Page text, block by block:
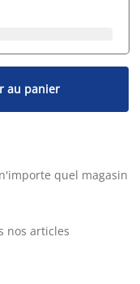
au panier
quel magasin
nos articles